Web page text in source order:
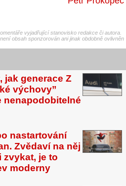
vyjadřující stanovisko redakce či autora.
obsah sponzorován ani jinak obdobně ovlivněn
jak generace Z
výchovy”
nenapodobitelné
nastartování
Zvědaví na něj
zvykat, je to
moderny